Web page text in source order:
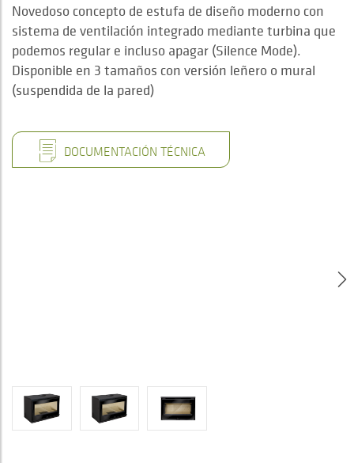
Novedoso concepto de estufa de diseño moderno con
sistema de ventilación integrado mediante turbina que
podemos regular e incluso apagar (Silence Mode).
Disponible en 3 tamaños con versión leñero o mural
(suspendida de la pared)
DOCUMENTACIÓN TÉCNICA